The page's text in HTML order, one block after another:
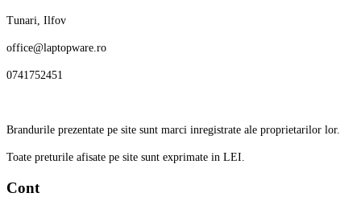
Tunari, Ilfov
office@laptopware.ro
0741752451
Brandurile prezentate pe site sunt marci inregistrate ale proprietarilor lor.
Toate preturile afisate pe site sunt exprimate in LEI.
Cont